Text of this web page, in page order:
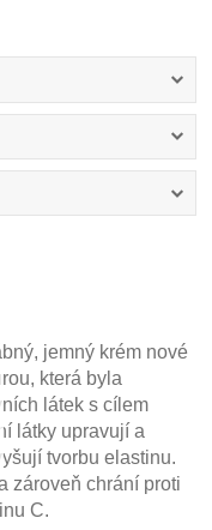
jemný krém nové
která byla
látek s cílem
látky upravují a
tvorbu elastinu.
zároveň chrání proti
C.